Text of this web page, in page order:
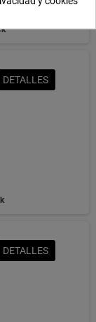
DETALLES
DETALLES